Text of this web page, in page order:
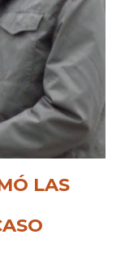
LAS